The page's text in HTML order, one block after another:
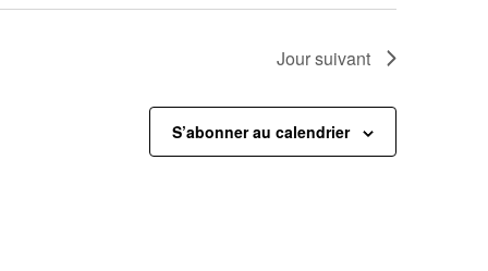
Jour suivant
S’abonner au calendrier